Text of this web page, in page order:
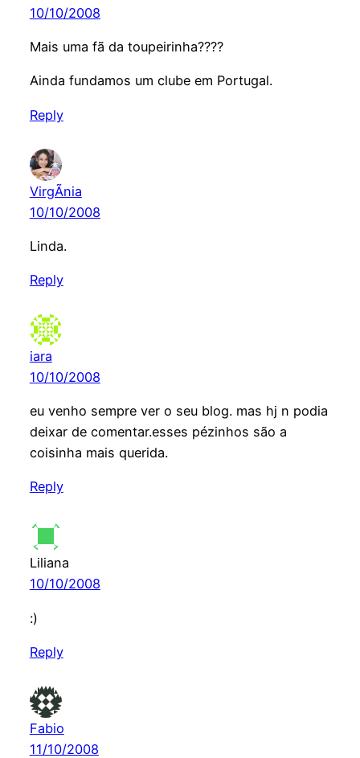
10/10/2008
Mais uma fã da toupeirinha????
Ainda fundamos um clube em Portugal.
Reply
VirgÃ­nia
10/10/2008
Linda.
Reply
iara
10/10/2008
eu venho sempre ver o seu blog. mas hj n podia
deixar de comentar.esses pézinhos são a
coisinha mais querida.
Reply
Liliana
10/10/2008
:)
Reply
Fabio
11/10/2008